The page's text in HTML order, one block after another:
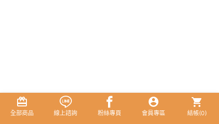
全部商品 線上諮詢 粉絲專頁 會員專區 結帳(0)